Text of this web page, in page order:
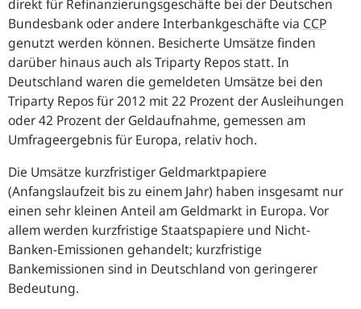
direkt für Refinanzierungsgeschäfte bei der Deutschen
Bundesbank oder andere Interbankgeschäfte via CCP
genutzt werden können. Besicherte Umsätze finden
darüber hinaus auch alsTriparty Reposstatt. In
Deutschland waren die gemeldeten Umsätze bei den
Triparty Reposfür 2012 mit 22 Prozent der Ausleihungen
oder 42 Prozent der Geldaufnahme, gemessen am
Umfrageergebnis für Europa, relativ hoch.
Die Umsätze kurzfristiger Geldmarktpapiere
(Anfangslaufzeit bis zu einem Jahr) haben insgesamt nur
einen sehr kleinen Anteil am Geldmarkt in Europa. Vor
allem werden kurzfristige Staatspapiere und Nicht-
Banken-Emissionen gehandelt; kurzfristige
Bankemissionen sind in Deutschland von geringerer
Bedeutung.